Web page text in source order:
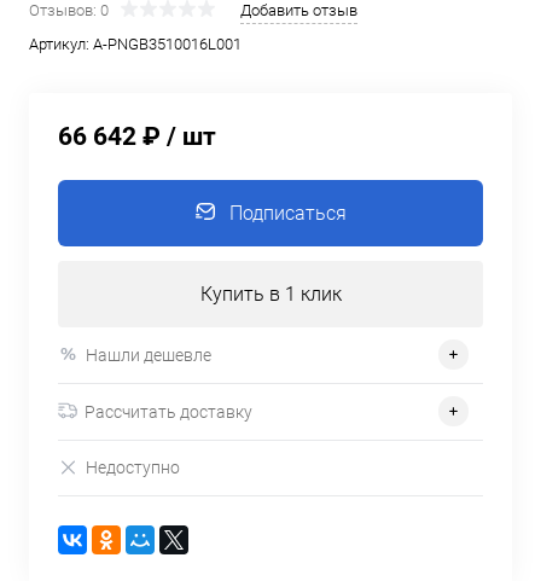
Отзывов: 0
Добавить отзыв
Артикул: A-PNGB3510016L001
66 642 ₽ / шт
Подписаться
Купить в 1 клик
Нашли дешевле
Рассчитать доставку
Недоступно